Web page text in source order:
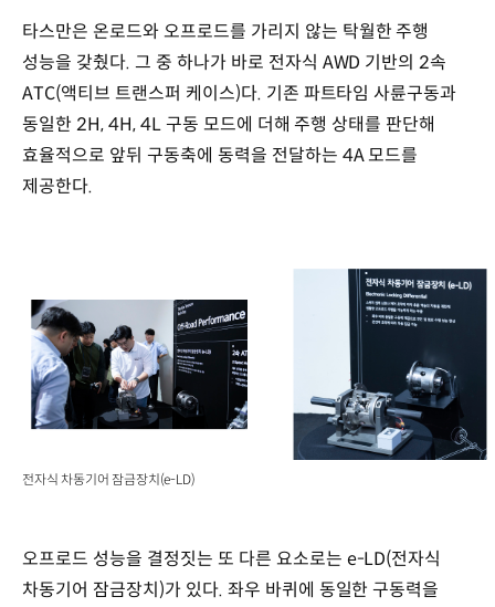
타스만은 온로드와 오프로드를 가리지 않는 탁월한 주행
성능을 갖췄다. 그 중 하나가 바로 전자식 AWD 기반의 2속
ATC(액티브 트랜스퍼 케이스)다. 기존 파트타임 사륜구동과
동일한 2H, 4H, 4L 구동 모드에 더해 주행 상태를 판단해
효율적으로 앞뒤 구동축에 동력을 전달하는 4A 모드를
제공한다.
전자식 차동기어 잠금장치(e-LD)
오프로드 성능을 결정짓는 또 다른 요소로는 e-LD(전자식
차동기어 잠금장치)가 있다. 좌우 바퀴에 동일한 구동력을